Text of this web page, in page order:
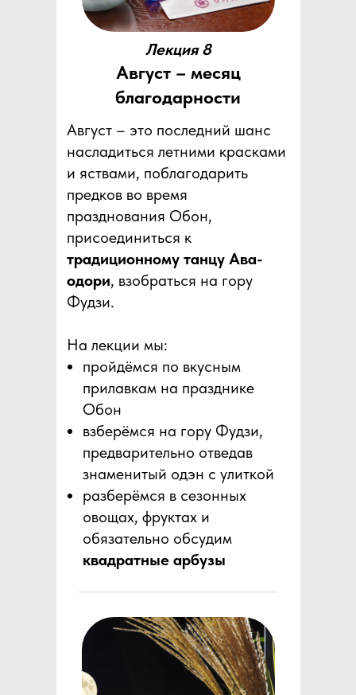
Лекция 8
Август – месяц
благодарности
Август – это последний шанс
насладиться летними красками
и яствами, поблагодарить
предков во время
празднования Обон,
присоединиться к
традиционному танцу Ава-
одори, взобраться на гору
Фудзи.
На лекции мы:
пройдёмся по вкусным
прилавкам на празднике
Обон
взберёмся на гору Фудзи,
предварительно отведав
знаменитый одэн с улиткой
разберёмся в сезонных
овощах, фруктах и
обязательно обсудим
квадратные арбузы